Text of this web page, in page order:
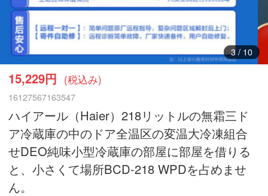
3/ 10
15,229円 (税込み)
16127567163547
ハイアール（Haier）218リットルの無霜三ド
ア冷蔵庫の中のドア全温区の変温大冷凍組合
せDEO純味小型冷蔵庫の部屋に部屋を借りる
と、小さくて場所BCD-218 WPDを占めませ
ん。